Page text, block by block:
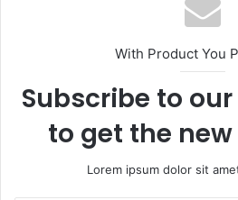
With Product You
Subscribe to
to get the
Lorem ipsum dolor sit